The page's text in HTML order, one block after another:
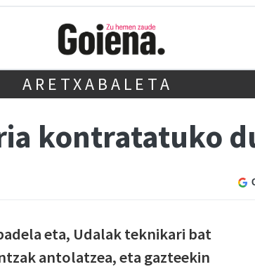
ARETXABALETA
kontratatuko
eta, Udalak teknikari bat
antolatzea, eta gazteekin